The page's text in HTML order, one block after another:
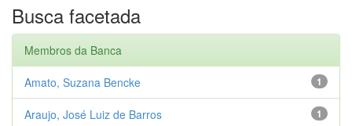
Busca facetada
Membros da Banca
1
Amato, Suzana Bencke
1
Araujo, José Luiz de Barros